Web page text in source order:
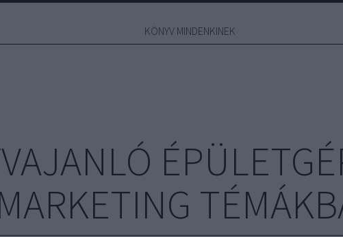
KÖNYV MINDENKINEK